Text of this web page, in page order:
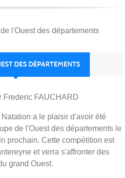
l'Ouest des départements
DES DÉPARTEMENTS
Frederic FAUCHARD
a le plaisir d'avoir été
de l'Ouest des départements le
prochain. Cette compétition est
et verra s'affronter des
grand Ouest.